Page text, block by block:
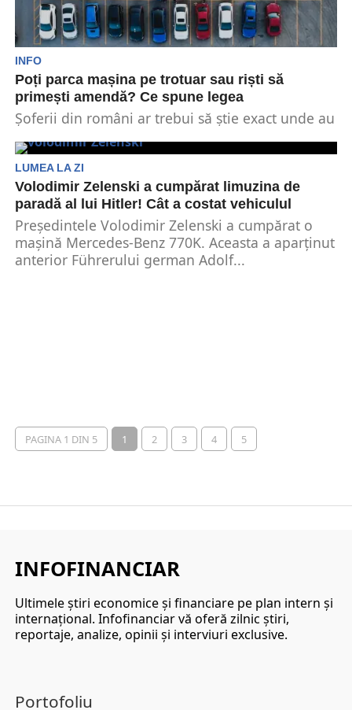
INFO
Poți parca mașina pe trotuar sau riști să
primești amendă? Ce spune legea
Șoferii din români ar trebui să știe exact unde au
LUMEA LA ZI
Volodimir Zelenski a cumpărat limuzina de
paradă al lui Hitler! Cât a costat vehiculul
Președintele Volodimir Zelenski a cumpărat o
mașină Mercedes-Benz 770K. Aceasta a aparținut
anterior Führerului german Adolf...
PAGINA 1 DIN 5 1 2 3 4 5
INFOFINANCIAR
Ultimele ştiri economice şi financiare pe plan intern şi
internaţional. Infofinanciar vă oferă zilnic ştiri,
reportaje, analize, opinii şi interviuri exclusive.
Portofoliu